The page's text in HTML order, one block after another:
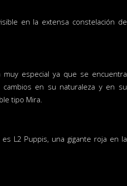
en la extensa constelación de
especial ya que se encuentra
cambios en su naturaleza y en su
tipo Mira.
L2 Puppis, una gigante roja en la